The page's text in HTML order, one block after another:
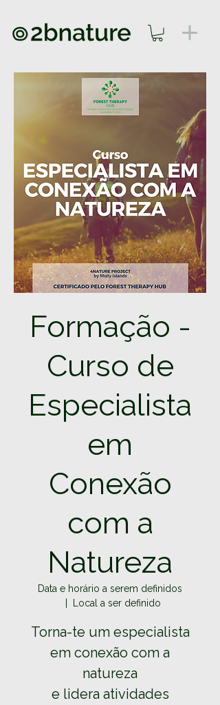
Formação -
Curso de
Especialista
em
Conexão
com a
Natureza
Data e horário a serem definidos
  |
Local a ser definido
Torna-te um especialista
em conexão com a
natureza
e lidera atividades